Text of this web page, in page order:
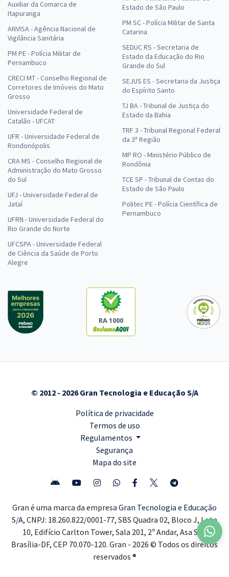
Auxiliar da Comarca de
Itapuranga
ANVISA - Agência Nacional de
Vigilância Sanitária
PM PE - Polícia Militar de
Pernambuco
CRECI MT - Conselho Regional de
Corretores de Imóveis do Mato
Grosso
Universidade Federal de
Catalão - UFCAT
UFR - Universidade Federal de
Rondonópolis
CRA MS - Conselho Regional de
Administração do Mato Grosso
do Sul
UFJ - Universidade Federal de
Jataí
UFRN - Universidade Federal do
Rio Grande do Norte
UFCSPA - Universidade Federal
de Ciência da Saúde de Porto
Alegre
Estado de São Paulo
PM SC - Polícia Militar de Santa
Catarina
SEDUC RS - Secretaria de
Estado da Educação do Rio
Grande do Sul
SEJUS ES - Secretaria da Justiça
do Espírito Santo
TJ BA - Tribunal de Justiça do
Estado da Bahia
TRF 3 - Tribunal Regional Federal
da 3ª Região
MP RO - Ministério Público de
Rondônia
TCE SP - Tribunal de Contas do
Estado de São Paulo
Politec PE - Polícia Científica de
Pernambuco
RA 1000
© 2012 - 2026 Gran Tecnologia e Educação S/A
Política de privacidade
Termos de uso
Regulamentos
Segurança
Mapa do site
Gran é uma marca da empresa Gran Tecnologia e Educação
S/A, CNPJ: 18.260.822/0001-77, SBS Quadra 02, Bloco J, Lote
10, Edifício Carlton Tower, Sala 201, 2º Andar, Asa Sul,
Brasília-DF, CEP 70.070-120. Gran - 2026 © Todos os direitos
reservados ®